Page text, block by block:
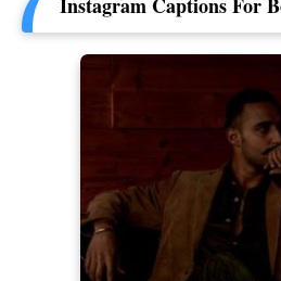
Instagram Captions For